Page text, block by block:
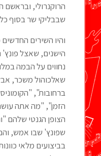
הרוקנרולי, ובראשם
שבבליקי שר בסוף
והיו השירים
הישנים, שאצל
נחווים על הבמה
שאלכוהול משכר,
ברחובות",
הזמן", "מה אתה
הצופן הגנטי שלהם
שפונץ' שבו אמש,
בביצועים מלאי